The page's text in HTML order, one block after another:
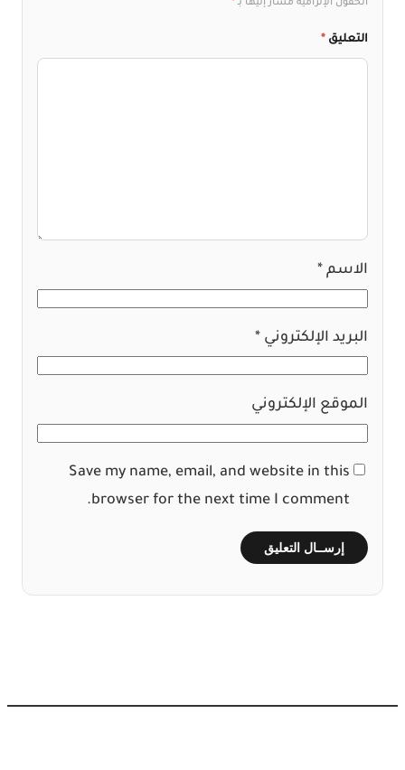
الحقول الإلزامية مشار إليها بـ*
التعليق *
الاسم *
البريد الإلكتروني *
الموقع الإلكتروني
Save my name, email, and website in this
browser for the next time I comment.